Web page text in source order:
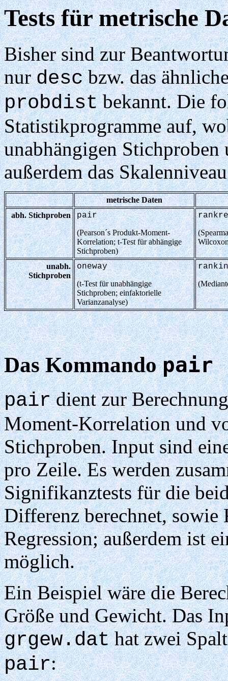
Tests für metrische
Bisher sind zur
nurdescbzw. das
probdistbekannt. Die
Statistikprogramme auf,
unabhängigen
außerdem das
metrische Daten
abh. Stichproben
pair
(Pearson´s Produkt-Moment-
Korrelation; t-Test für abhängige
Stichproben)
unabh.
Stichproben
oneway
(t-Test für unabhängige
Stichproben; einfaktorielle
Varianzanalyse)
Das Kommandopair
pairdient zur
Moment-Korrelation und
Stichproben. Input sind
pro Zeile. Es werden
Signifikanztests für die
Differenz berechnet,
Regression; außerdem ist
möglich.
Ein Beispiel wäre die
Größe und Gewicht. Das
grgew.dathat zwei
pair: